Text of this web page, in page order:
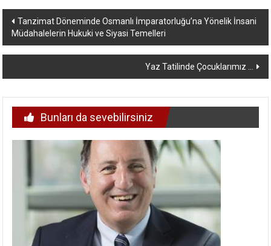
Yazı
dolaşımı
Tanzimat Döneminde Osmanlı İmparatorluğu’na Yönelik İnsani
Müdahalelerin Hukuki ve Siyasi Temelleri
Yaz Tatilinde Çocuklarımız …
Bunları da sevebilirsiniz